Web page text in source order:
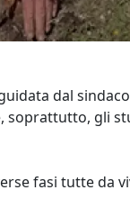
dal
soprattutto, gli
fasi tutte da